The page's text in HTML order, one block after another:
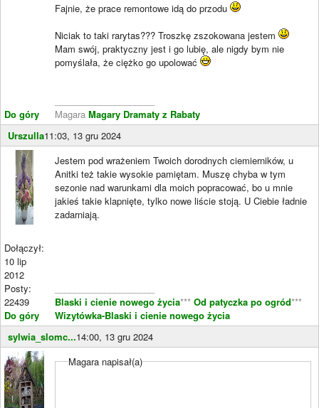
Do góry
Fajnie, że prace remontowe idą do przodu
Niciak to taki rarytas??? Troszkę zszokowana jestem
Mam swój, praktyczny jest i go lubię, ale nigdy bym nie
pomyślała, że ciężko go upolować
Magara Magary Dramaty z Rabaty
Urszulla11:03, 13 gru 2024
Dołączył:
10 lip
2012
Posty:
22439
Do góry
Jestem pod wrażeniem Twoich dorodnych ciemierników, u
Anitki też takie wysokie pamiętam. Muszę chyba w tym
sezonie nad warunkami dla moich popracować, bo u mnie
jakieś takie klapnięte, tylko nowe liście stoją. U Ciebie ładnie
zadarniają.
Blaski i cienie nowego życia*** Od patyczka po ogród***
Wizytówka-Blaski i cienie nowego życia
sylwia_slomc...14:00, 13 gru 2024
Magara napisał(a)